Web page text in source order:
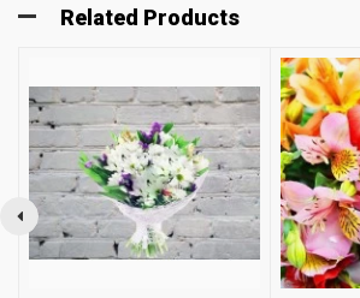
Related Products